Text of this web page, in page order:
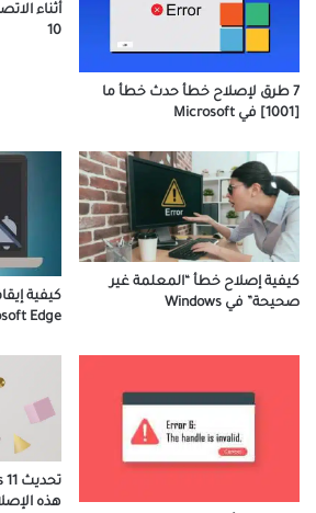
7 طرق لإصلاح خطأ حدث خطأ ما
[1001] في Microsoft
10
كيفية إصلاح خطأ “المعلمة غير
صحيحة” في Windows
كيفية
Edge
هذه